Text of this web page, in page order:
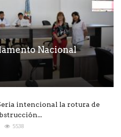
Nacional
intencional la rotura de
5538